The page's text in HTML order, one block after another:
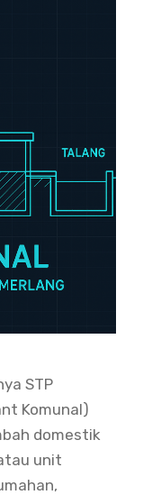
STP
Komunal)
domestik
unit